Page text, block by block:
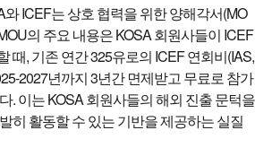
ICEF는 상호 협력을 위한 양해각서(MO
의 주요 내용은 KOSA 회원사들이 ICEF
때, 기존 연간 325유로의 ICEF 연회비(IAS,
2027년까지 3년간 면제받고 무료로 참가
. 이는 KOSA 회원사들의 해외 진출 문턱을
히 활동할 수 있는 기반을 제공하는 실질